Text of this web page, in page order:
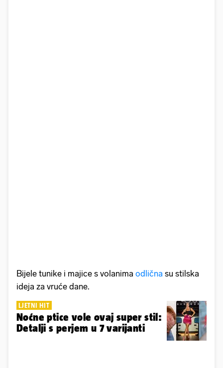
Bijele tunike i majice s volanima odlična su stilska
ideja za vruće dane.
LJETNI HIT
Noćne ptice vole ovaj super stil:
Detalji s perjem u 7 varijanti